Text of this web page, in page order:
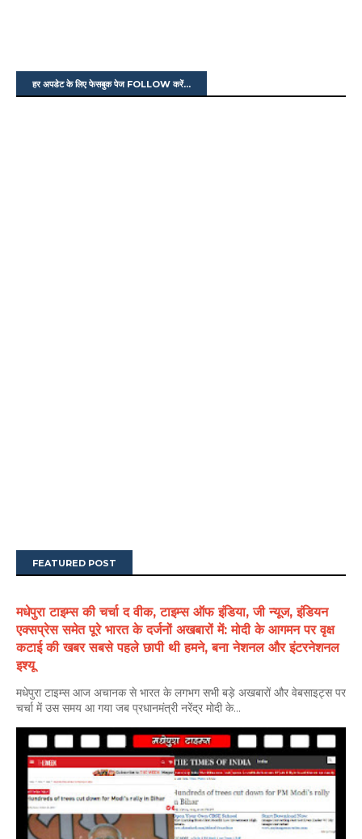
हर अपडेट के लिए फेसबुक पेज FOLLOW करें...
FEATURED POST
मधेपुरा टाइम्स की चर्चा द वीक, टाइम्स ऑफ इंडिया, जी न्यूज, इंडियन
एक्सप्रेस समेत पूरे भारत के दर्जनों अखबारों में: मोदी के आगमन पर वृक्ष
कटाई की खबर सबसे पहले छापी थी हमने, बना नेशनल और इंटरनेशनल
इश्यू
मधेपुरा टाइम्स आज अचानक से भारत के लगभग सभी बड़े अखबारों और वेबसाइट्स पर
चर्चा में उस समय आ गया जब प्रधानमंत्री नरेंद्र मोदी के...